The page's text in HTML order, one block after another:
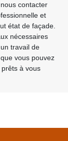
contacter
et
état de façade.
nécessaires
travail de
vous pouvez
à vous